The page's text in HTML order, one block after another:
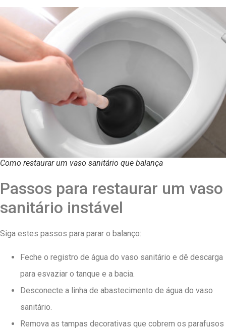
Como restaurar um vaso sanitário que balança
Passos para restaurar um vaso
sanitário instável
Siga estes passos para parar o balanço:
Feche o registro de água do vaso sanitário e dê descarga
para esvaziar o tanque e a bacia.
Desconecte a linha de abastecimento de água do vaso
sanitário.
Remova as tampas decorativas que cobrem os parafusos